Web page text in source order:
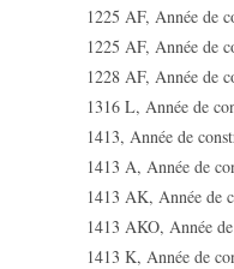
1225 AF, Année de
1225 AF, Année de
1228 AF, Année de
1316 L, Année de
1413, Année de
1413 A, Année de
1413 AK, Année de
1413 AKO, Année
1413 K, Année de